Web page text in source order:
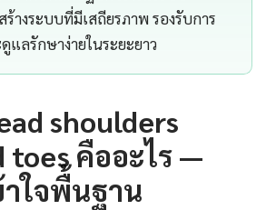
างระบบที่มีเสถียรภาพ รองรับการ
แลรักษาง่ายในระยะยาว
shoulders
toes คืออะไร —
ใจพื้นฐาน